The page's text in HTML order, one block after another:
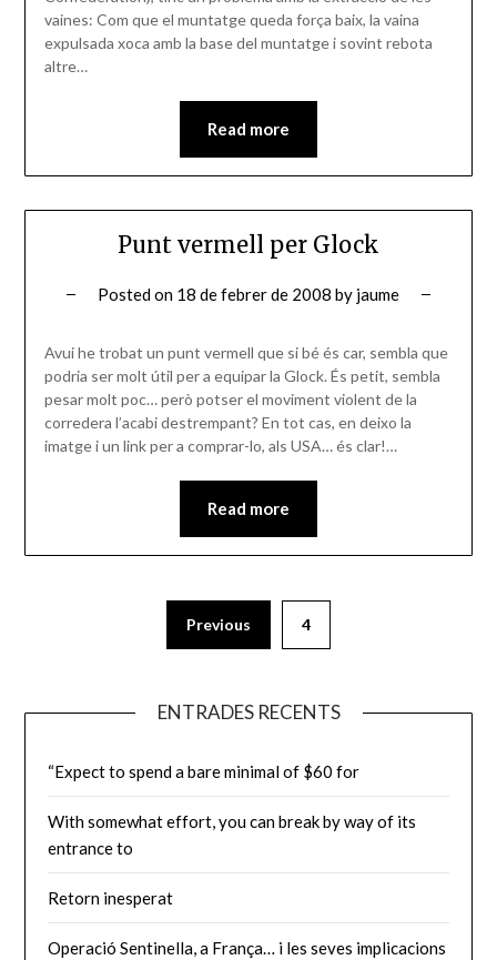
vaines: Com que el muntatge queda força baix, la vaina
expulsada xoca amb la base del muntatge i sovint rebota
altre…
Read more
Punt vermell per Glock
Posted on 18 de febrer de 2008 by jaume
Avui he trobat un punt vermell que si bé és car, sembla que
podria ser molt útil per a equipar la Glock. És petit, sembla
pesar molt poc… però potser el moviment violent de la
corredera l’acabi destrempant? En tot cas, en deixo la
imatge i un link per a comprar-lo, als USA… és clar!…
Read more
Previous 4
ENTRADES RECENTS
“Expect to spend a bare minimal of $60 for
With somewhat effort, you can break by way of its
entrance to
Retorn inesperat
Operació Sentinella, a França… i les seves implicacions